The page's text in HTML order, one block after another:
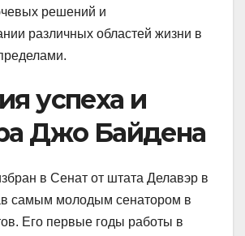
решений и
различных областей жизни в
успеха и
Джо Байдена
в Сенат от штата Делавэр в
самым молодым сенатором в
Его первые годы работы в